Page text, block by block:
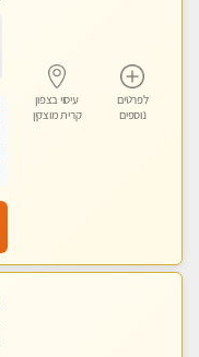
לפרטים
נוספים
עיסוי בצפון
קרית מוצקין